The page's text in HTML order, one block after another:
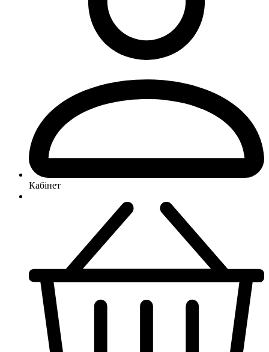
Кабінет